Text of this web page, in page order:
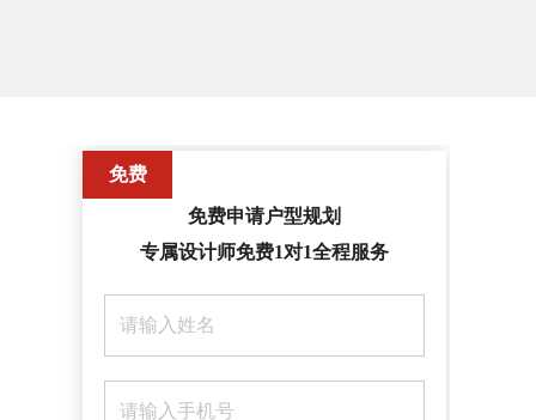
免费
免费申请户型规划
专属设计师免费1对1全程服务